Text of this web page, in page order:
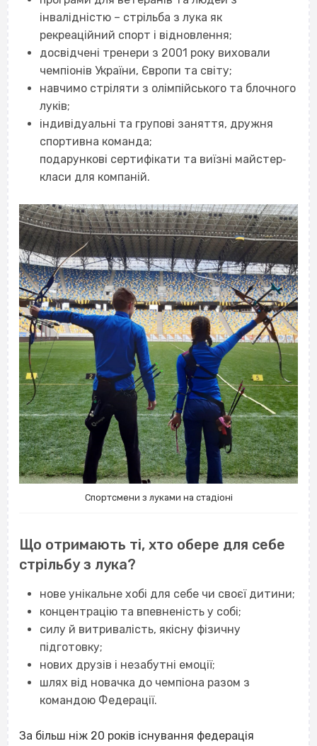
інвалідністю – стрільба з лука як
рекреаційний спорт і відновлення;
досвідчені тренери з 2001 року виховали
чемпіонів України, Європи та світу;
навчимо стріляти з олімпійського та блочного
луків;
індивідуальні та групові заняття, дружня
спортивна команда;
подарункові сертифікати та виїзні майстер‐
класи для компаній.
Спортсмени з луками на стадіоні
Що отримають ті, хто обере для себе
стрільбу з лука?
нове унікальне хобі для себе чи своєї дитини;
концентрацію та впевненість у собі;
силу й витривалість, якісну фізичну
підготовку;
нових друзів і незабутні емоції;
шлях від новачка до чемпіона разом з
командою Федерації.
За більш ніж 20 років існування федерація